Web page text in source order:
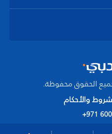
والأحكام
+971